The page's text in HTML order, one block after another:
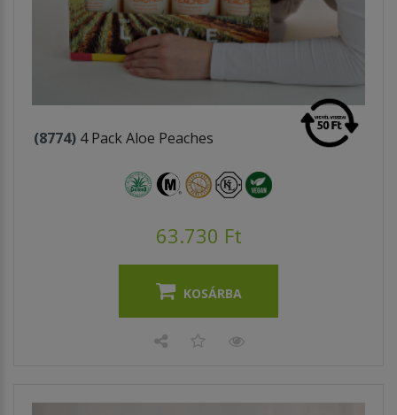
(8774) 4 Pack Aloe Peaches
63.730 Ft
KOSÁRBA